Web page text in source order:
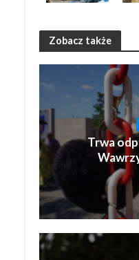
Zobacz także
Trwa